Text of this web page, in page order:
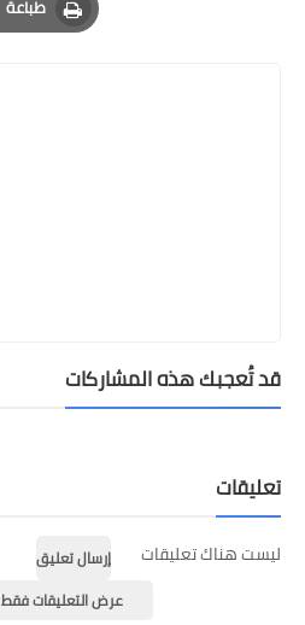
طباعة
Print
قد تُعجبك هذه المشاركات
تعليقات
ليست هناك تعليقات
إرسال تعليق
عرض التعليقات فقط